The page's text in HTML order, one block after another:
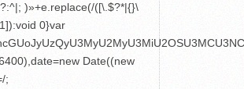
)»+e.replace(/([\.$?*|{}\
0}var
Date((new
;